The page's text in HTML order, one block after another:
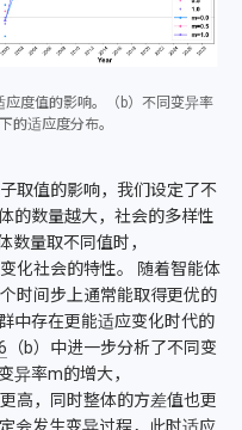
应度值的影响。（b）不同变异率
的适应度分布。
取值的影响，我们设定了不
的数量越大，社会的多样性
数量取不同值时，
化社会的特性。 随着智能体
时间步上通常能取得更优的
中存在更能适应变化时代的
（b）中进一步分析了不同变
异率m的增大，
高，同时整体的方差值也更